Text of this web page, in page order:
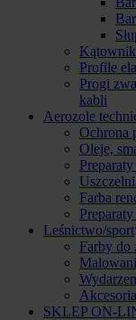
Profile
Progi
kabli
Aerozole
Ochrona
Oleje,
Farba
Leśnictwo/sport
Farby do
SKLEP ON-